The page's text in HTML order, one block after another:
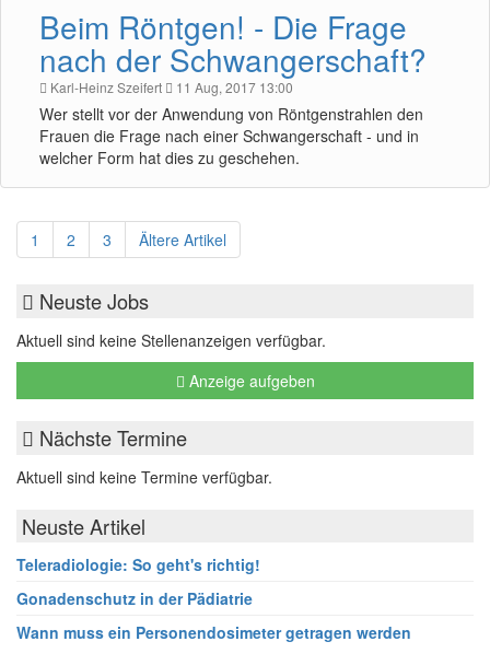
Beim Röntgen! - Die Frage
nach der Schwangerschaft?
Karl-Heinz Szeifert 11 Aug, 2017 13:00
Wer stellt vor der Anwendung von Röntgenstrahlen den
Frauen die Frage nach einer Schwangerschaft - und in
welcher Form hat dies zu geschehen.
1 2 3 Ältere Artikel
Neuste Jobs
Aktuell sind keine Stellenanzeigen verfügbar.
Anzeige aufgeben
Nächste Termine
Aktuell sind keine Termine verfügbar.
Neuste Artikel
Teleradiologie: So geht's richtig!
Gonadenschutz in der Pädiatrie
Wann muss ein Personendosimeter getragen werden